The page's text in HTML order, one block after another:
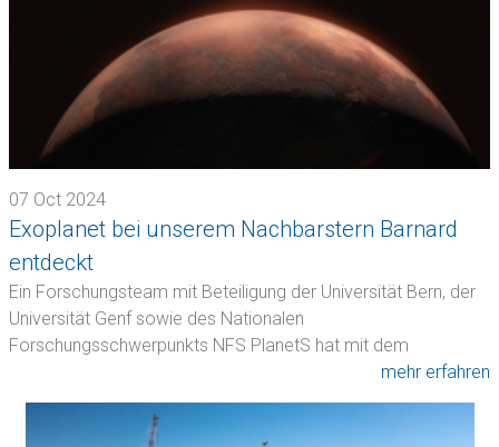
07 Oct 2024
Exoplanet bei unserem Nachbarstern Barnard
entdeckt
Ein Forschungsteam mit Beteiligung der Universität Bern, der
Universität Genf sowie des Nationalen
Forschungsschwerpunkts NFS PlanetS hat mit dem
mehr erfahren